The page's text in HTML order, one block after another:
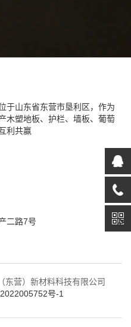
于山东省东营市垦利区，作为
木塑地板、护栏、墙板、葡萄
利共赢
二路7号
营）新材料科技有限公司
号-1